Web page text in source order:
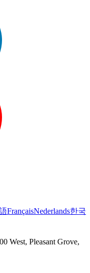
FrançaisNederlands한국
West, Pleasant Grove,